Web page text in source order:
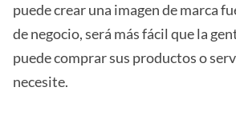
puede crear una imagen de marca
de negocio, será más fácil que la
puede comprar sus productos o
necesite.